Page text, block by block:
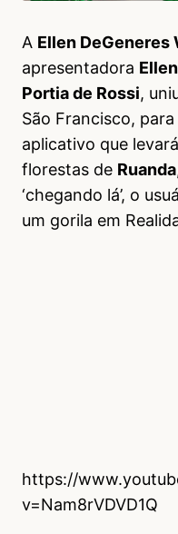
A Ellen DeGeneres
apresentadora
Portia de Rossi,
São Francisco, para
aplicativo que
florestas de Ruanda
‘chegando lá’, o
um gorila em
https://
v=Nam8rVDVD1Q